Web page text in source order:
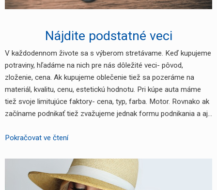
Nájdite podstatné veci
V každodennom živote sa s výberom stretávame. Keď kupujeme
potraviny, hľadáme na nich pre nás dôležité veci- pôvod,
zloženie, cena. Ak kupujeme oblečenie tiež sa pozeráme na
materiál, kvalitu, cenu, estetickú hodnotu. Pri kúpe auta máme
tiež svoje limitujúce faktory- cena, typ, farba. Motor. Rovnako ak
začíname podnikať tiež zvažujeme jednak formu podnikania a aj…
Pokračovat ve čteníNájdite
veci